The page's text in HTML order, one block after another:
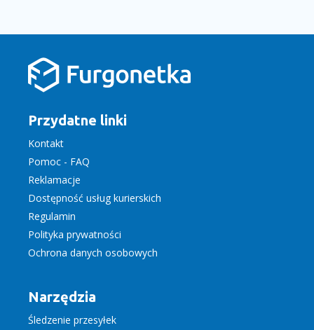
Przydatne linki
Kontakt
Pomoc - FAQ
Reklamacje
Dostępność usług kurierskich
Regulamin
Polityka prywatności
Ochrona danych osobowych
Narzędzia
Śledzenie przesyłek